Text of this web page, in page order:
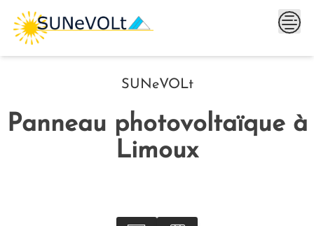
Skip
content
SUNeVOLt
Panneau photovoltaïque à
Limoux